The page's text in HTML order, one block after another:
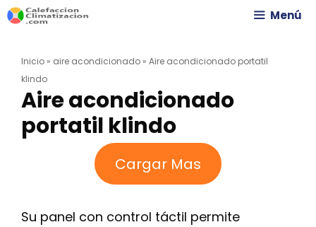
Saltar
contenido
Menú
Inicio » aire acondicionado » Aire acondicionado portatil
klindo
Aire acondicionado
portatil klindo
Cargar Mas
Su panel con control táctil permite